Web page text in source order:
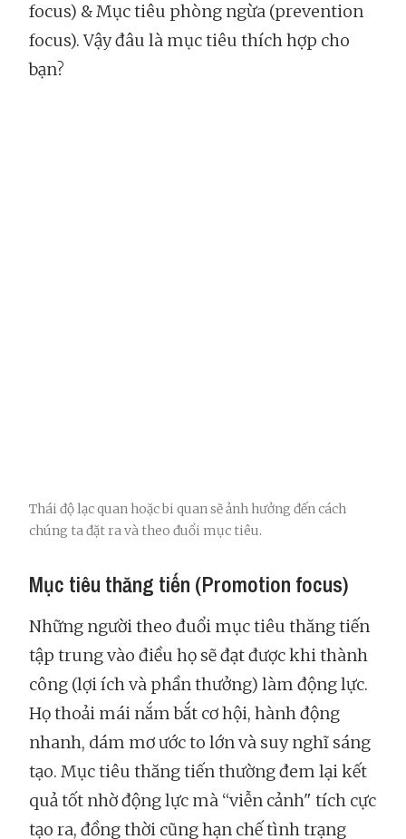
focus) & Mục tiêu phòng ngừa (prevention
focus). Vậy đâu là mục tiêu thích hợp cho
bạn?
Thái độ lạc quan hoặc bi quan sẽ ảnh hưởng đến cách
chúng ta đặt ra và theo đuổi mục tiêu.
Mục tiêu thăng tiến (Promotion focus)
Những người theo đuổi mục tiêu thăng tiến
tập trung vào điều họ sẽ đạt được khi thành
công (lợi ích và phần thưởng) làm động lực.
Họ thoải mái nắm bắt cơ hội, hành động
nhanh, dám mơ ước to lớn và suy nghĩ sáng
tạo. Mục tiêu thăng tiến thường đem lại kết
quả tốt nhờ động lực mà “viễn cảnh" tích cực
tạo ra, đồng thời cũng hạn chế tình trạng